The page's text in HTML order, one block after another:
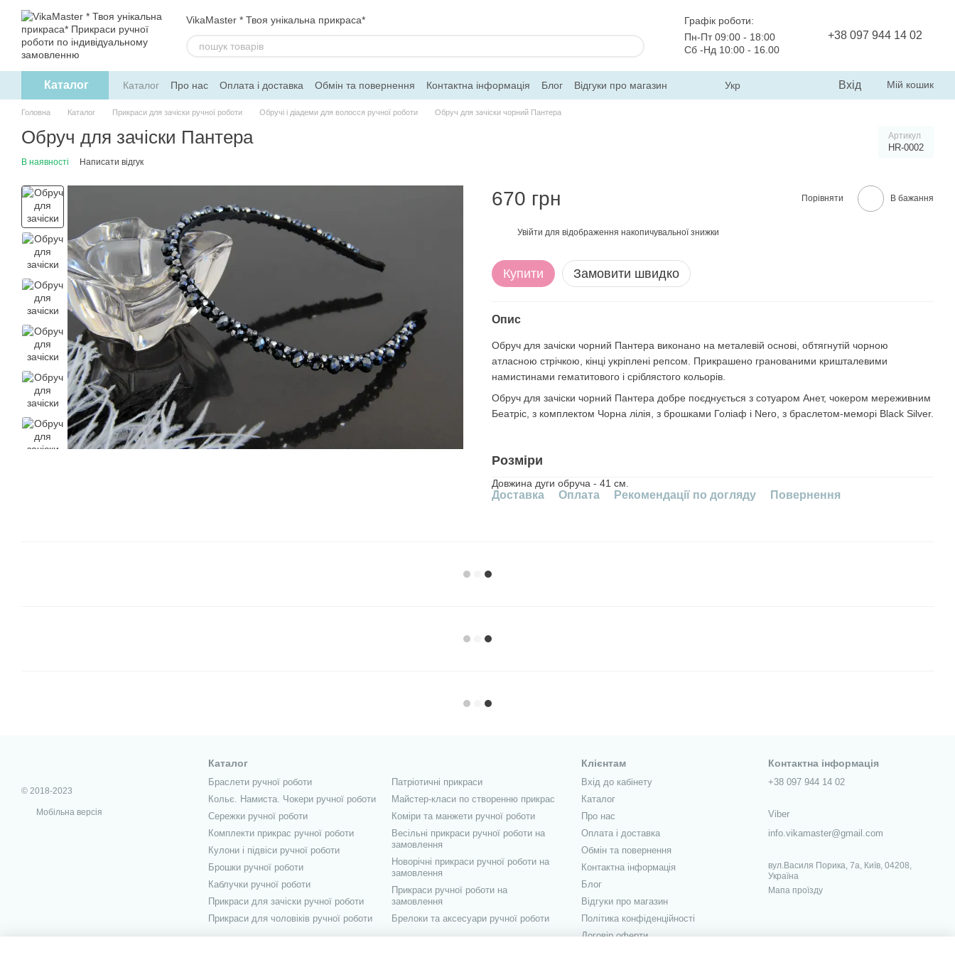
Перейти до основного контенту
VikaMaster * Твоя унікальна прикраса*
Графік роботи:
Пн-Пт 09:00 - 18:00
Сб -Нд 10:00 - 16.00
+38 097 944 14 02
Каталог Каталог Про нас Оплата і доставка Обмін та повернення Контактна інформація Блог
Відгуки про магазин
Політика конфіденційності
Договір оферти
Укр Вхід Мій кошик
Головна Каталог Прикраси для зачіски ручної роботи Обручі і діадеми для волосся ручної роботи Обруч для зачіски чорний Пантера
Обруч для зачіски Пантера Артикул
HR-0002
В наявності Написати відгук
670 грн Порівняти В бажання
Увійти для відображення накопичувальної знижки
Купити Замовити швидко
Опис
Обруч для зачicки чорний Пантера виконано на металевій основі, обтягнутій чорною
атласною стрічкою, кінці укріплені репсом. Прикрашено гранованими кришталевими
намистинами гематитового і сріблястого кольорів.
Обруч для зачicки чорний Пантера добре поєднується з сотуаром Анет, чокером мереживним
Беатріс, з комплектом Чорна лілія, з брошками Голіаф і Nero, з браслетом-меморі Black Silver.
Розміри
Довжина дуги обруча - 41 см.
Доставка Оплата Рекомендації по догляду Повернення
© 2018-2023
Мобільна версія
Каталог
Браслети ручної роботи
Кольє. Намиста. Чокери ручної роботи
Сережки ручної роботи
Комплекти прикрас ручної роботи
Кулони і підвіси ручної роботи
Брошки ручної роботи
Каблучки ручної роботи
Прикраси для зачіски ручної роботи
Прикраси для чоловіків ручної роботи
Патріотичні прикраси
Майстер-класи по створенню прикрас
Коміри та манжети ручної роботи
Весільні прикраси ручної роботи на
замовлення
Новорічні прикраси ручної роботи на
замовлення
Прикраси ручної роботи на
замовлення
Брелоки та аксесуари ручної роботи
Клієнтам
Вхід до кабінету
Каталог
Про нас
Оплата і доставка
Обмін та повернення
Контактна інформація
Блог
Відгуки про магазин
Політика конфіденційності
Договір оферти
Контактна інформація
+38 097 944 14 02
Viber
info.vikamaster@gmail.com
вул.Василя Порика, 7а, Київ, 04208,
Україна
Мапа проїзду